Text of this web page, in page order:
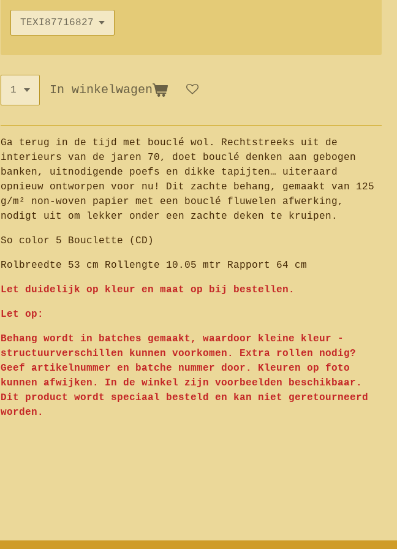
In winkelwagen
Ga terug in de tijd met bouclé wol. Rechtstreeks uit de
interieurs van de jaren 70, doet bouclé denken aan gebogen
banken, uitnodigende poefs en dikke tapijten… uiteraard
opnieuw ontworpen voor nu! Dit zachte behang, gemaakt van 125
g/m² non-woven papier met een bouclé fluwelen afwerking,
nodigt uit om lekker onder een zachte deken te kruipen.
So color 5 Bouclette (CD)
Rolbreedte 53 cm Rollengte 10.05 mtr Rapport 64 cm
Let duidelijk op kleur en maat op bij bestellen.
Let op:
Behang wordt in batches gemaakt, waardoor kleine kleur -
structuurverschillen kunnen voorkomen. Extra rollen nodig?
Geef artikelnummer en batche nummer door. Kleuren op foto
kunnen afwijken. In de winkel zijn voorbeelden beschikbaar.
Dit product wordt speciaal besteld en kan niet geretourneerd
worden.